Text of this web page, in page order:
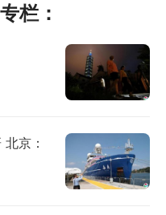
专栏：
京：